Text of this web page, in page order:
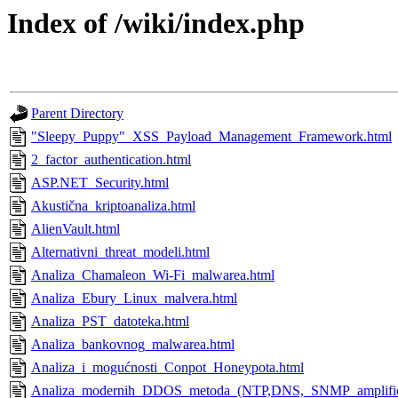
Index of /wiki/index.php
Parent Directory
"Sleepy_Puppy"_XSS_Payload_Management_Framework.html
2_factor_authentication.html
ASP.NET_Security.html
Akustična_kriptoanaliza.html
AlienVault.html
Alternativni_threat_modeli.html
Analiza_Chamaleon_Wi-Fi_malwarea.html
Analiza_Ebury_Linux_malvera.html
Analiza_PST_datoteka.html
Analiza_bankovnog_malwarea.html
Analiza_i_mogućnosti_Conpot_Honeypota.html